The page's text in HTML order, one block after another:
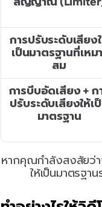
การปรับระดับเสียง
เป็นมาตรฐานที่เหม
สม
การบีบอัดเสียง + ก
ปรับระดับเสียงให้เ
มาตรฐาน
หากคุณกำลังสงสัยว่า
ให้เป็นมาตรฐา